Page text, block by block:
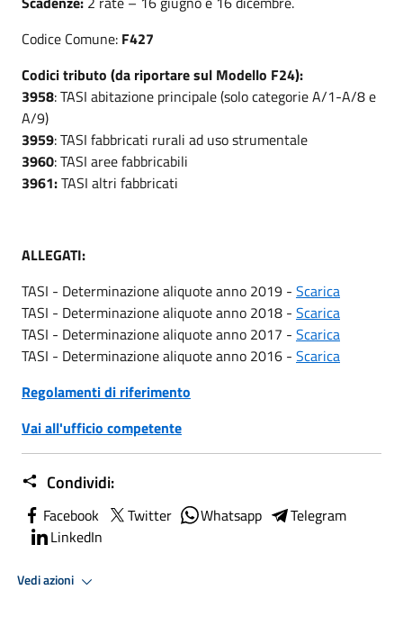
Codice Comune: F427
Codici tributo (da riportare sul Modello F24):
3958: TASI abitazione principale (solo categorie A/1-A/8 e
A/9)
3959: TASI fabbricati rurali ad uso strumentale
3960: TASI aree fabbricabili
3961:TASI altri fabbricati
ALLEGATI:
TASI - Determinazione aliquote anno 2019 - Scarica
TASI - Determinazione aliquote anno 2018 - Scarica
TASI - Determinazione aliquote anno 2017 - Scarica
TASI - Determinazione aliquote anno 2016 - Scarica
Regolamenti di riferimento
Vai all'ufficio competente
Condividi:
Facebook Twitter Whatsapp
Telegram
LinkedIn
Vedi azioni